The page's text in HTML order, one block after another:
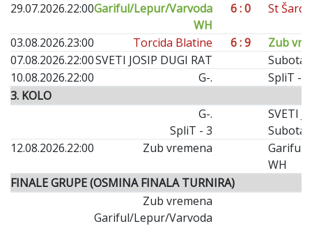
29.07.2026.22:00Gariful/Lepur/Varvoda
WH
6 : 0 St Šarci
03.08.2026.23:00 Torcida Blatine 6 : 9
Zub
07.08.2026.22:00SVETI JOSIP DUGI RAT
Subota
10.08.2026.22:00 G-.
SpliT - 3
3. KOLO
G-.
SpliT - 3
SVETI
Subota
12.08.2026.22:00 Zub vremena
Gariful/
WH
FINALE GRUPE (OSMINA FINALA TURNIRA)
Zub vremena
Gariful/Lepur/Varvoda